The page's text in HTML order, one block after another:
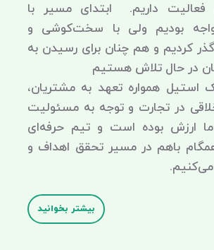
فعالیت داریم. ابتدای مسیر با
بودیم ولی با سخت‌کوشی و
کردیم و هم چنان برای رسیدن به
در حال تلاش هستیم
همواره تعهد به مشتریان،
در تجارت و توجه به مسئولیت
ما ارزش بوده است و تیم حرفه‌ای
باهم در مسیر تحقق اهداف و
بیشتر بخوانید